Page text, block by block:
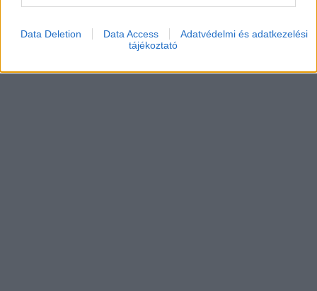
Data Deletion Data Access
Adatvédelmi és adatkezelési
tájékoztató